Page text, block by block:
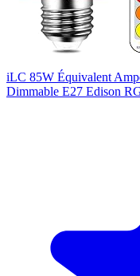
iLC 85W Équivalent
Dimmable E27 Edison